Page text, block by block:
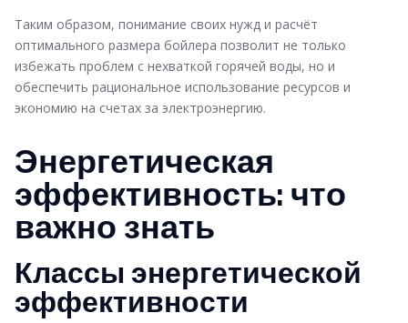
Таким образом, понимание своих нужд и расчёт
оптимального размера бойлера позволит не только
избежать проблем с нехваткой горячей воды, но и
обеспечить рациональное использование ресурсов и
экономию на счетах за электроэнергию.
Энергетическая
эффективность: что
важно знать
Классы энергетической
эффективности